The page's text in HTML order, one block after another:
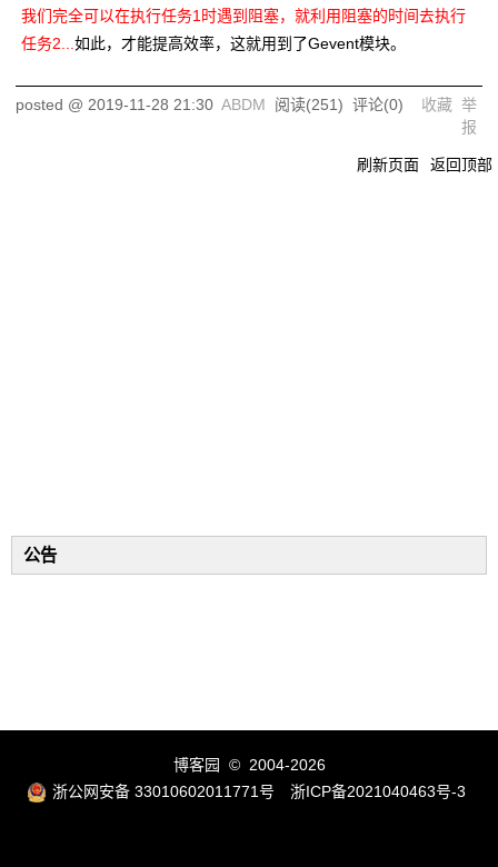
我们完全可以在执行任务1时遇到阻塞，就利用阻塞的时间去执行
任务2... 如此，才能提高效率，这就用到了Gevent模块。
posted @ 2019-11-28 21:30 ABDM 阅读(251) 评论(0) 收藏 举
报
刷新页面 返回顶部
公告
博客园
© 2004-2026
浙公网安备 33010602011771号
浙ICP备2021040463号-3